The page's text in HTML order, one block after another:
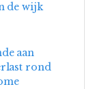
de wijk
aan
rond